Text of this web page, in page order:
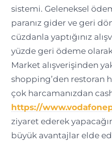
sistemi. Geleneksel
paranız gider ve geri
cüzdanla yaptığınız
yüzde geri ödeme olarak
Market alışverişinden
shopping’den restoran
çok harcamanızdan
https://
ziyaret ederek
büyük avantajlar elde